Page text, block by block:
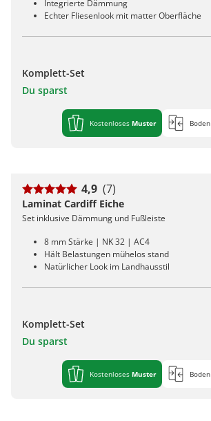
Integrierte Dämmung
Echter Fliesenlook mit matter Oberfläche
Komplett-Set
Du sparst
Kostenloses Muster Boden
4,9 (7)
Laminat Cardiff Eiche
Set inklusive Dämmung und Fußleiste
8 mm Stärke | NK 32 | AC4
Hält Belastungen mühelos stand
Natürlicher Look im Landhausstil
Komplett-Set
Du sparst
Kostenloses Muster Boden